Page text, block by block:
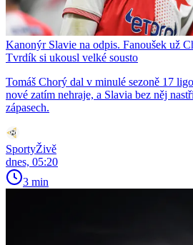
Kanonýr Slavie na odpis. Fanoušek už
Tvrdík si ukousl velké sousto
Tomáš Chorý dal v minulé sezoně 17
nové zatím nehraje, a Slavia bez něj
zápasech.
SportyŽivě
dnes, 05:20
3 min